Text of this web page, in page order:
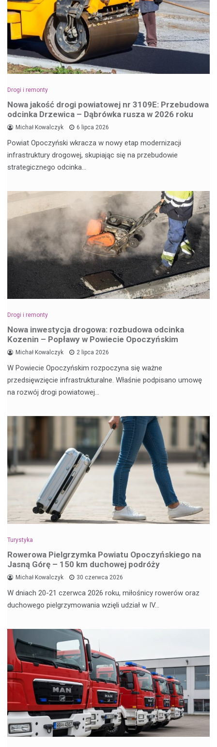
Drogi i remonty
Nowa jakość drogi powiatowej nr 3109E: Przebudowa
odcinka Drzewica – Dąbrówka rusza w 2026 roku
Michał Kowalczyk 6 lipca 2026
Powiat Opoczyński wkracza w nowy etap modernizacji
infrastruktury drogowej, skupiając się na przebudowie
strategicznego odcinka…
Drogi i remonty
Nowa inwestycja drogowa: rozbudowa odcinka
Kozenin – Popławy w Powiecie Opoczyńskim
Michał Kowalczyk 2 lipca 2026
W Powiecie Opoczyńskim rozpoczyna się ważne
przedsięwzięcie infrastrukturalne. Właśnie podpisano umowę
na rozwój drogi powiatowej…
Turystyka
Rowerowa Pielgrzymka Powiatu Opoczyńskiego na
Jasną Górę – 150 km duchowej podróży
Michał Kowalczyk 30 czerwca 2026
W dniach 20-21 czerwca 2026 roku, miłośnicy rowerów oraz
duchowego pielgrzymowania wzięli udział w IV…